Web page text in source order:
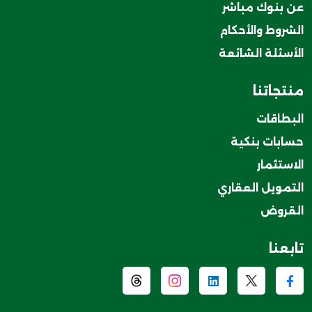
عن بنوك مباشر
الشروط والأحكام
الأسئلة الشائعة
منتجاتنا
البطاقات
حسابات بنكية
الاستثمار
التمويل العقاري
القروض
تابعنا